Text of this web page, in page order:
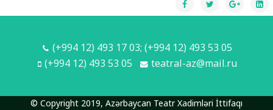
(+994 12) 493 17 03; (+994 12) 493 53 05
(+994 12) 493 53 05
teatral-az@mail.ru
© Copyright 2019, Azərbaycan Teatr Xadimləri İttifaqı